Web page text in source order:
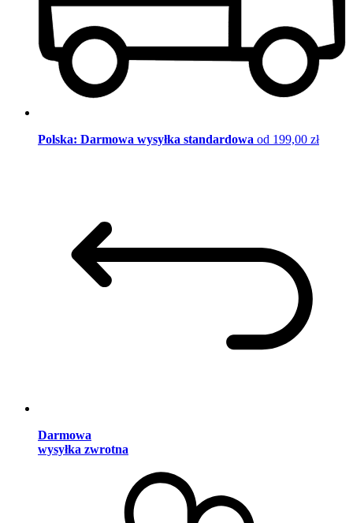
Polska: Darmowa wysyłka standardowa od 199,00 zł
Darmowa
wysyłka zwrotna